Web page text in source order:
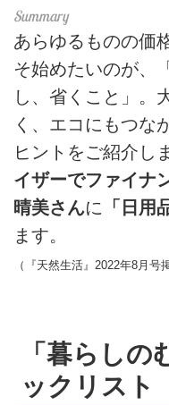
あらゆるものの価
そ始めたいのが、
し、省くこと」。
く、エコにもつな
ヒントをご紹介し
イザーでファイナ
晴美さんに 「日用
ます。
（『天然生活』2022年8月号
「暮らしの
ックリスト